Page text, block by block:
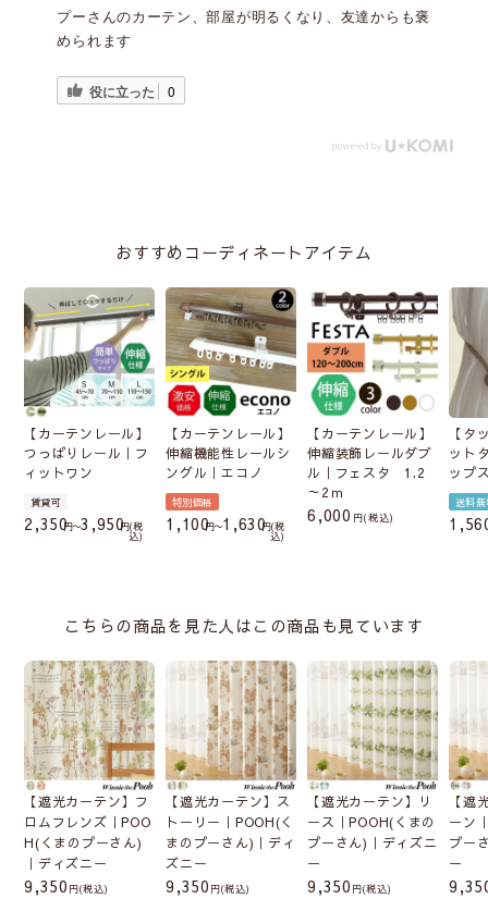
プーさんのカーテン、部屋が明るくなり、友達からも褒
められます
役に立った 0
おすすめコーディネートアイテム
【カーテンレール】
つっぱりレール｜フ
ィットワン
賃貸可
2,350 〜3,950 税
込
【カーテンレール】
伸縮機能性レールシ
ングル｜エコノ
特別価格
1,100 〜1,630 税
込
【カーテンレール】
伸縮装飾レールダブ
ル｜フェスタ 1.2
～2ｍ
6,000 税込
【タ
ット
ップ
送料無
こちらの商品を見た人はこの商品も見ています
【遮光カーテン】フ
ロムフレンズ｜POO
H(くまのプーさん)
｜ディズニー
9,350 (税込)
【遮光カーテン】ス
トーリー｜POOH(く
まのプーさん)｜ディ
ズニー
9,350 (税込)
【遮光カーテン】リ
ース｜POOH(くまの
プーさん)｜ディズニ
ー
9,350 (税込)
【遮
ーン
プー
ー